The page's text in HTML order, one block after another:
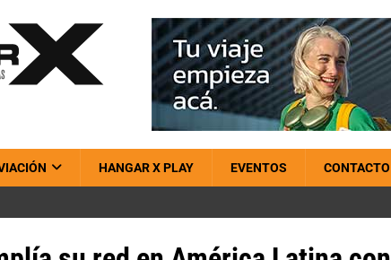
HANGAR X PLAY EVENTOS CONTACTO